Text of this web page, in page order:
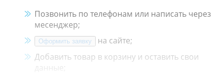
Позвонить по телефонам или написать через
месенджер;
Оформить заявку
на сайте;
Добавить товар в корзину и оставить свои
данные;